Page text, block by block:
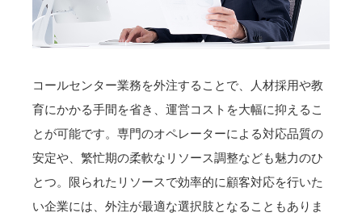
コールセンター業務を外注することで、人材採用や教
育にかかる手間を省き、運営コストを大幅に抑えるこ
とが可能です。専門のオペレーターによる対応品質の
安定や、繁忙期の柔軟なリソース調整なども魅力のひ
とつ。限られたリソースで効率的に顧客対応を行いた
い企業には、外注が最適な選択肢となることもありま